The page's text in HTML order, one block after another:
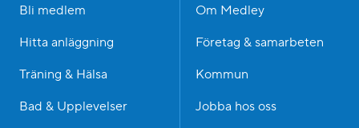
Bli medlem
Hitta anläggning
Träning & Hälsa
Bad & Upplevelser
Om Medley
Företag & samarbeten
Kommun
Jobba hos oss